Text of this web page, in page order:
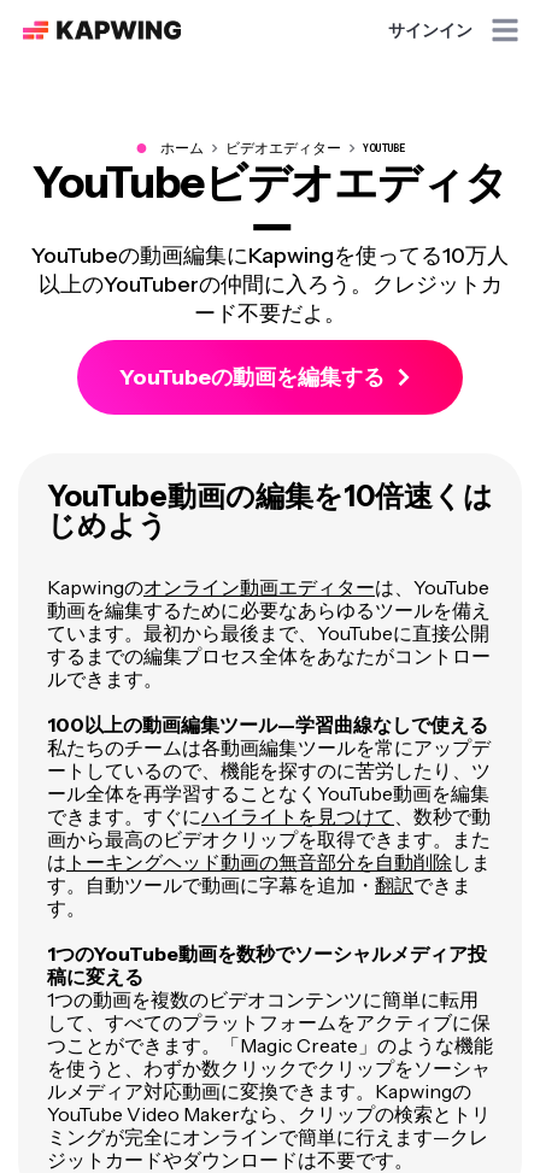
サインイン
● ホーム ビデオエディター YOUTUBE
YouTubeビデオエディタ
ー
YouTubeの動画編集にKapwingを使ってる10万人
以上のYouTuberの仲間に入ろう。クレジットカ
ード不要だよ。
YouTubeの動画を編集する
YouTube動画の編集を10倍速くは
じめよう
Kapwingのオンライン動画エディターは、YouTube
動画を編集するために必要なあらゆるツールを備え
ています。最初から最後まで、YouTubeに直接公開
するまでの編集プロセス全体をあなたがコントロー
ルできます。
100以上の動画編集ツール—学習曲線なしで使える
私たちのチームは各動画編集ツールを常にアップデ
ートしているので、機能を探すのに苦労したり、ツ
ール全体を再学習することなくYouTube動画を編集
できます。すぐにハイライトを見つけて 、数秒で動
画から最高のビデオクリップを取得できます。また
は トーキングヘッド動画の無音部分を自動削除 しま
す。自動ツールで動画に字幕を追加・ 翻訳できま
す。
1つのYouTube動画を数秒でソーシャルメディア投
稿に変える
1つの動画を複数のビデオコンテンツに簡単に転用
して、すべてのプラットフォームをアクティブに保
つことができます。「Magic Create」のような機能
を使うと、わずか数クリックでクリップをソーシャ
ルメディア対応動画に変換できます。Kapwingの
YouTube Video Makerなら、クリップの検索とトリ
ミングが完全にオンラインで簡単に行えます—クレ
ジットカードやダウンロードは不要です。